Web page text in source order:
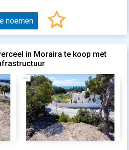
noemen
in Moraira te koop met